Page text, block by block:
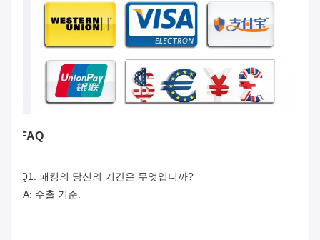
FAQ
Q1. 패킹의 당신의 기간은 무엇입니까?
A: 수출 기준.